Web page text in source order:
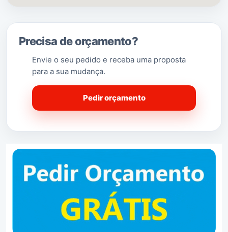
Precisa de orçamento?
Envie o seu pedido e receba uma proposta
para a sua mudança.
Pedir orçamento